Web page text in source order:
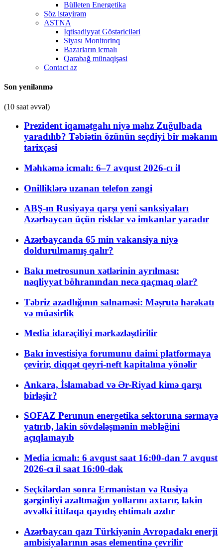
Bülleten Energetika
Söz istəyirəm
ASTNA
İqtisadiyyat Göstəriciləri
Siyası Monitorinq
Bazarların icmalı
Qarabağ münaqişəsi
Contact az
Son yenilənmə
(10 saat əvvəl)
Prezident iqamətgahı niyə məhz Zuğulbada
yaradılıb? Təbiətin özünün seçdiyi bir məkanın
tarixçəsi
Məhkəmə icmalı: 6–7 avqust 2026-cı il
Onilliklərə uzanan telefon zəngi
ABŞ-ın Rusiyaya qarşı yeni sanksiyaları
Azərbaycan üçün risklər və imkanlar yaradır
Azərbaycanda 65 min vakansiya niyə
doldurulmamış qalır?
Bakı metrosunun xətlərinin ayrılması:
nəqliyyat böhranından necə qaçmaq olar?
Təbriz azadlığının salnaməsi: Məşrutə hərəkatı
və müasirlik
Media idarəçiliyi mərkəzləşdirilir
Bakı investisiya forumunu daimi platformaya
çevirir, diqqət qeyri-neft kapitalına yönəlir
Ankara, İslamabad və Ər-Riyad kimə qarşı
birləşir?
SOFAZ Perunun energetika sektoruna sərmayə
yatırıb, lakin sövdələşmənin məbləğini
açıqlamayıb
Media icmalı: 6 avqust saat 16:00-dan 7 avqust
2026-cı il saat 16:00-dək
Seçkilərdən sonra Ermənistan və Rusiya
gərginliyi azaltmağın yollarını axtarır, lakin
əvvəlki ittifaqa qayıdış ehtimalı azdır
Azərbaycan qazı Türkiyənin Avropadakı enerji
ambisiyalarının əsas elementinə çevrilir